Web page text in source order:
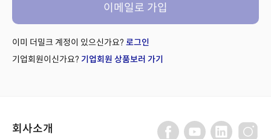
이메일로 가입
이미 더밀크 계정이 있으신가요? 로그인
기업회원이신가요? 기업회원 상품보러 가기
회사소개